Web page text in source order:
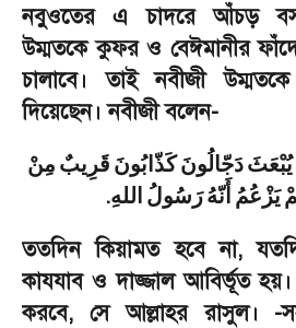
নবুওতের এ চাদরে আঁচড়
উম্মতকে কুফর ও বেঈমানীর ফাঁদে
চালাবে। তাই নবীজী
দিয়েছেন। নবীজী বলেন-
يُبْعَثَدَجّالُونَكَذّابُونَ قَرِيبٌ مِنْ
يَزْعُمُ أَنّهُ رَسُولُ اللهِ.
ততদিন কিয়ামত হবে না,
কাযযাব ও দাজ্জাল আবির্ভূত
করবে, সে আল্লাহর রাসুল। -